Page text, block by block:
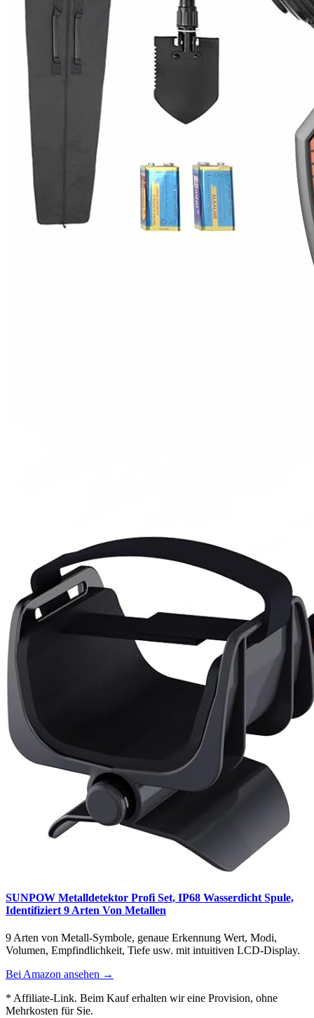
SUNPOW Metalldetektor Profi Set, IP68 Wasserdicht Spule,
Identifiziert 9 Arten Von Metallen
9 Arten von Metall-Symbole, genaue Erkennung Wert, Modi,
Volumen, Empfindlichkeit, Tiefe usw. mit intuitiven LCD-Display.
Bei Amazon ansehen →
* Affiliate-Link. Beim Kauf erhalten wir eine Provision, ohne
Mehrkosten für Sie.